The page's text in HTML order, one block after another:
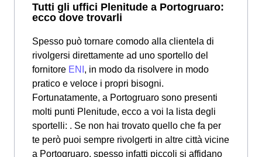
Tutti gli uffici Plenitude a Portogruaro:
ecco dove trovarli
Spesso può tornare comodo alla clientela di
rivolgersi direttamente ad uno sportello del
fornitore ENI , in modo da risolvere in modo
pratico e veloce i propri bisogni.
Fortunatamente, a Portogruaro sono presenti
molti punti Plenitude, ecco a voi la lista degli
sportelli: . Se non hai trovato quello che fa per
te però puoi sempre rivolgerti in altre città vicine
a Portogruaro, spesso infatti piccoli si affidano